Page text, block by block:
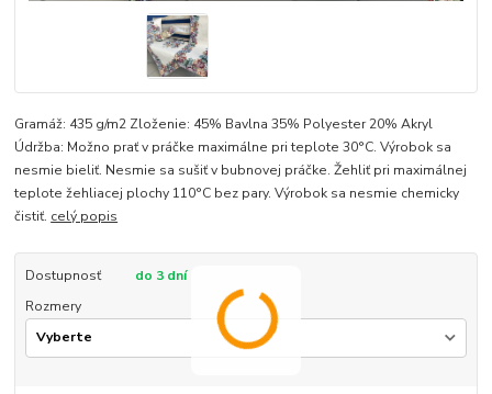
Gramáž: 435 g/m2 Zloženie: 45% Bavlna 35% Polyester 20% Akryl
Údržba: Možno prať v práčke maximálne pri teplote 30°C. Výrobok sa
nesmie bieliť. Nesmie sa sušiť v bubnovej práčke. Žehliť pri maximálnej
teplote žehliacej plochy 110°C bez pary. Výrobok sa nesmie chemicky
čistiť. celý popis
Dostupnosť
do 3 dní
Rozmery